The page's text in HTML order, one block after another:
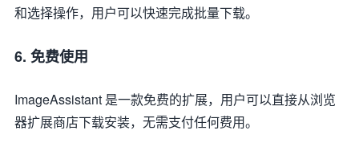
和选择操作，用户可以快速完成批量下载。
6. 免费使用
ImageAssistant 是一款免费的扩展，用户可以直接从浏览
器扩展商店下载安装，无需支付任何费用。